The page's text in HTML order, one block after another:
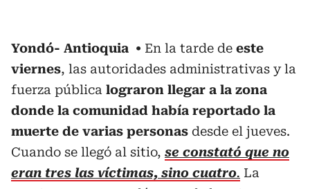
Yondó- Antioquia En la tarde de este
viernes, las autoridades administrativas y la
fuerza pública lograron llegar a la zona
donde la comunidad había reportado la
muerte de varias personas desde el jueves.
Cuando se llegó al sitio, se constató que no
eran tres las víctimas, sino cuatro. La